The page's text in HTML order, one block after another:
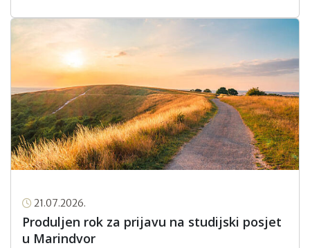
21.07.2026.
Produljen rok za prijavu na studijski posjet
u Marindvor